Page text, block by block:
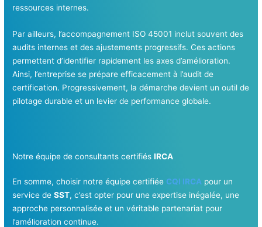
ressources internes.
Par ailleurs, l’accompagnement ISO 45001 inclut souvent des
audits internes et des ajustements progressifs. Ces actions
permettent d’identifier rapidement les axes d’amélioration.
Ainsi, l’entreprise se prépare efficacement à l’audit de
certification. Progressivement, la démarche devient un outil de
pilotage durable et un levier de performance globale.
Notre équipe de consultants certifiésIRCA
En somme, choisir notre équipe certifiée CQI IRCA pour un
service deSST, c’est opter pour une expertise inégalée, une
approche personnalisée et un véritable partenariat pour
l’amélioration continue.